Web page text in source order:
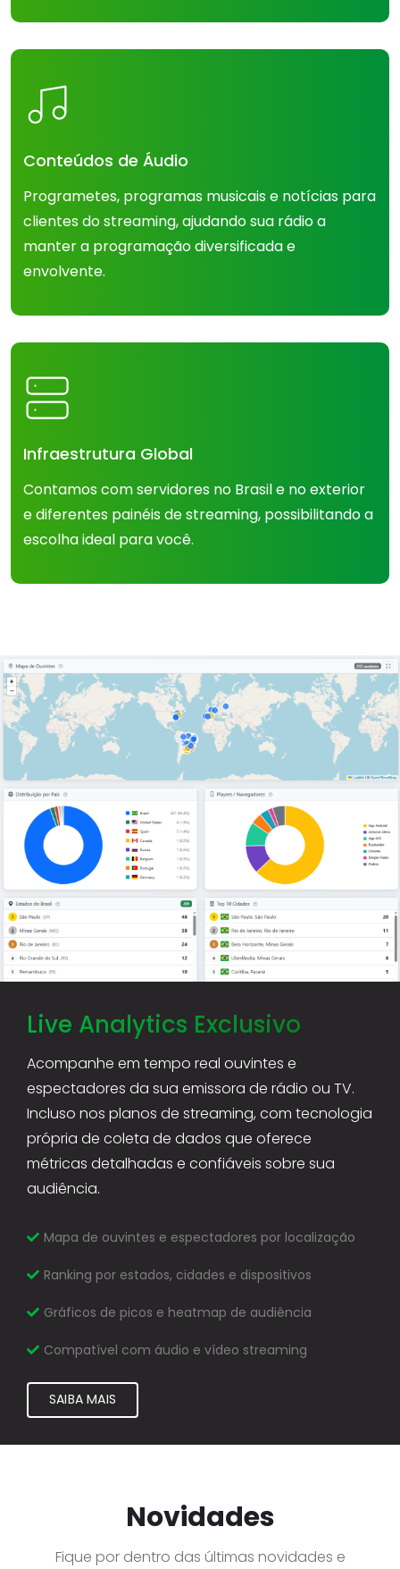
Conteúdos de Áudio
Programetes, programas musicais e notícias para
clientes do streaming, ajudando sua rádio a
manter a programação diversificada e
envolvente.
Infraestrutura Global
Contamos com servidores no Brasil e no exterior
e diferentes painéis de streaming, possibilitando a
escolha ideal para você.
Live Analytics Exclusivo
Acompanhe em tempo real ouvintes e
espectadores da sua emissora de rádio ou TV.
Incluso nos planos de streaming, com tecnologia
própria de coleta de dados que oferece
métricas detalhadas e confiáveis sobre sua
audiência.
Mapa de ouvintes e espectadores por localização
Ranking por estados, cidades e dispositivos
Gráficos de picos e heatmap de audiência
Compatível com áudio e vídeo streaming
SAIBA MAIS
Novidades
Fique por dentro das últimas novidades e